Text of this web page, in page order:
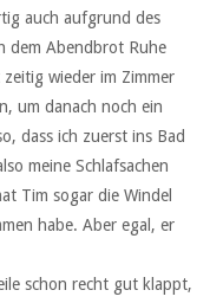
auch aufgrund des
dem Abendbrot Ruhe
wieder im Zimmer
um danach noch ein
dass ich zuerst ins Bad
meine Schlafsachen
Tim sogar die Windel
habe. Aber egal, er
schon recht gut klappt,